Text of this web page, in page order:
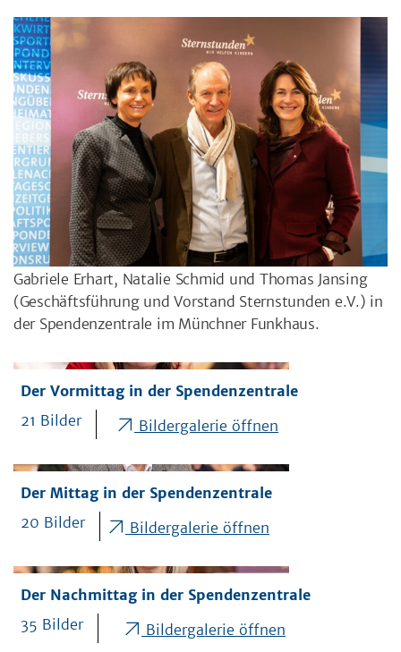
Gabriele Erhart, Natalie Schmid und Thomas Jansing
(Geschäftsführung und Vorstand Sternstunden e.V.) in
der Spendenzentrale im Münchner Funkhaus.
Der Vormittag in der Spendenzentrale
21 Bilder
Bildergalerie öffnen
Der Mittag in der Spendenzentrale
20 Bilder
Bildergalerie öffnen
Der Nachmittag in der Spendenzentrale
35 Bilder
Bildergalerie öffnen